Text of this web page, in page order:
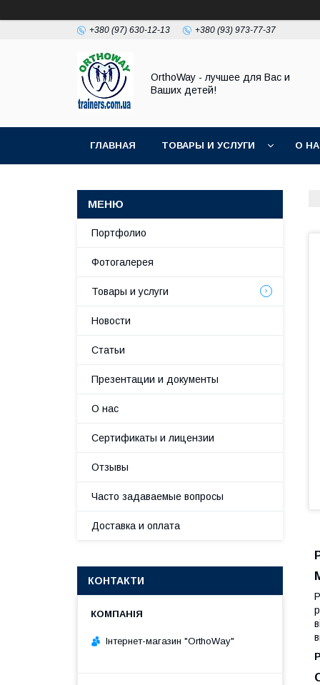
+380 (97) 630-12-13 +380 (93) 973-77-37
OrthoWay - лучшее для Вас и
Ваших детей!
ГЛАВНАЯ ТОВАРЫ И УСЛУГИ О
Портфолио
Фотогалерея
Товары и услуги
Новости
Статьи
Презентации и документы
О нас
Сертификаты и лицензии
Отзывы
Часто задаваемые вопросы
Доставка и оплата
КОНТАКТИ
Інтернет-магазин "OrthoWay"